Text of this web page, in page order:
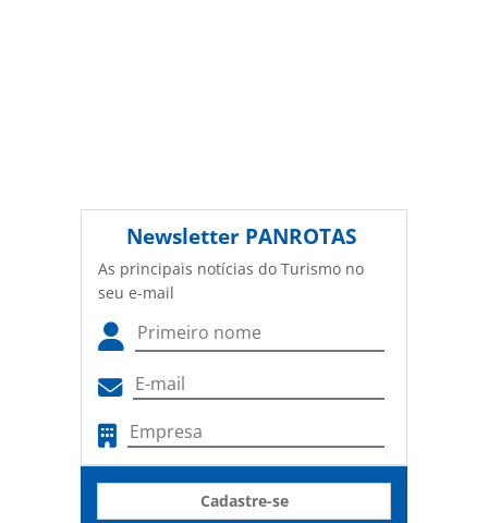
Newsletter PANROTAS
As principais notícias do Turismo no
seu e-mail
Cadastre-se